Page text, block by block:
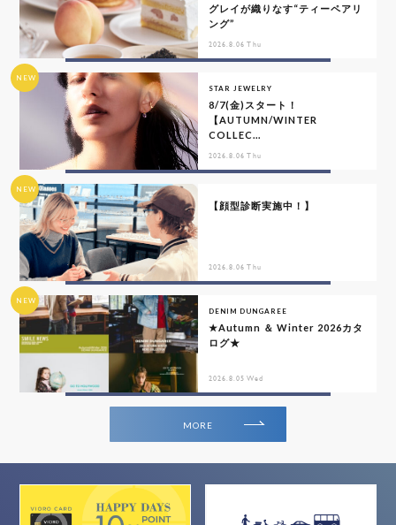
グレイが織りなす“ティーペアリ
ング”
2026.8.06 Thu
NEW
STAR JEWELRY
8/7(金)スタート！
【AUTUMN/WINTER
COLLEC...
2026.8.06 Thu
NEW
【顔型診断実施中！】
2026.8.06 Thu
NEW
DENIM DUNGAREE
★Autumn ＆ Winter 2026カタ
ログ★
2026.8.05 Wed
MORE